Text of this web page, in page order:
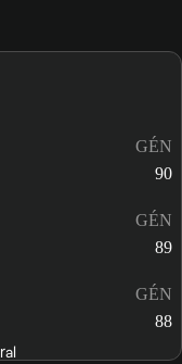
GÉN
90
GÉN
89
GÉN
88